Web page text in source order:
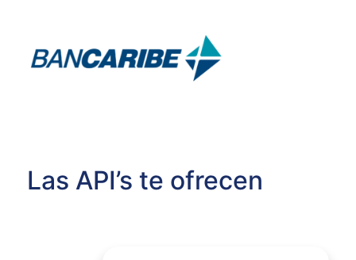
Las API’s te ofrecen